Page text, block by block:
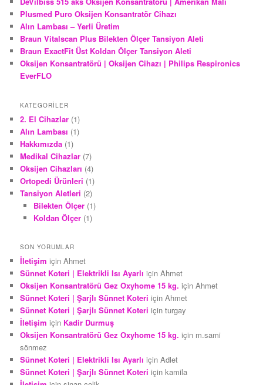
Plusmed Puro Oksijen Konsantratör Cihazı
Alın Lambası – Yerli Üretim
Braun Vitalscan Plus Bilekten Ölçer Tansiyon Aleti
Braun ExactFit Üst Koldan Ölçer Tansiyon Aleti
Oksijen Konsantratörü | Oksijen Cihazı | Philips Respironics
EverFLO
KATEGORILER
2. El Cihazlar (1)
Alın Lambası (1)
Hakkımızda (1)
Medikal Cihazlar (7)
Oksijen Cihazları (4)
Ortopedi Ürünleri (1)
Tansiyon Aletleri (2)
Bilekten Ölçer(1)
Koldan Ölçer(1)
SON YORUMLAR
İletişim içinAhmet
Sünnet Koteri | Elektrikli Isı Ayarlı içinAhmet
Oksijen Konsantratörü Gez Oxyhome 15 kg. içinAhmet
Sünnet Koteri | Şarjlı Sünnet Koteri içinAhmet
Sünnet Koteri | Şarjlı Sünnet Koteri içinturgay
İletişim için Kadir Durmuş
Oksijen Konsantratörü Gez Oxyhome 15 kg. için m.sami
sönmez
Sünnet Koteri | Elektrikli Isı Ayarlı içinAdlet
Sünnet Koteri | Şarjlı Sünnet Koteri içinkamila